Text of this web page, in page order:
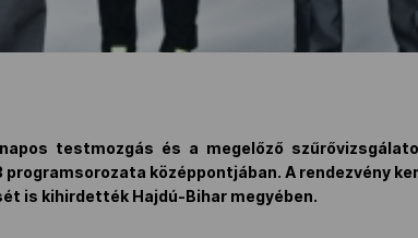
testmozgás és a megelőző
középpontjában. A rendezvény
is kihirdették Hajdú-Bihar megyében.